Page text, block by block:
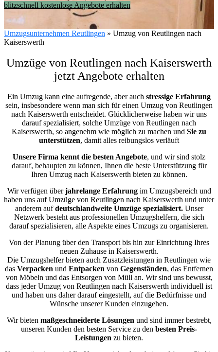
blitzschnell kostenlose Angebote erhalten
Umzugsunternehmen Reutlingen » Umzug von Reutlingen nach
Kaiserswerth
Umzüge von Reutlingen nach Kaiserswerth
jetzt Angebote erhalten
Ein Umzug kann eine aufregende, aber auch stressige Erfahrung
sein, insbesondere wenn man sich für einen Umzug von Reutlingen
nach Kaiserswerth entscheidet. Glücklicherweise haben wir uns
darauf spezialisiert, solche Umzüge von Reutlingen nach
Kaiserswerth, so angenehm wie möglich zu machen und Sie zu
unterstützen, damit alles reibungslos verläuft
Unsere Firma kennt die besten Angebote, und wir sind stolz
darauf, behaupten zu können, Ihnen die beste Unterstützung für
Ihren Umzug nach Kaiserswerth bieten zu können.
Wir verfügen überjahrelange Erfahrungim Umzugsbereich und
haben uns auf Umzüge von Reutlingen nach Kaiserswerth und unter
anderem aufdeutschlandweite Umzüge spezialisiert.Unser
Netzwerk besteht aus professionellen Umzugshelfern, die sich
darauf spezialisieren, alle Aspekte eines Umzugs zu organisieren.
Von der Planung über den Transport bis hin zur Einrichtung Ihres
neuen Zuhause in Kaiserswerth.
Die Umzugshelfer bieten auch Zusatzleistungen in Reutlingen wie
das Verpacken und Entpacken von Gegenständen, das Entfernen
von Möbeln und das Entsorgen von Müll an. Wir sind uns bewusst,
dass jeder Umzug von Reutlingen nach Kaiserswerth individuell ist
und haben uns daher darauf eingestellt, auf die Bedürfnisse und
Wünsche unserer Kunden einzugehen.
Wir bieten maßgeschneiderte Lösungen und sind immer bestrebt,
unseren Kunden den besten Service zu den besten Preis-
Leistungen zu bieten.